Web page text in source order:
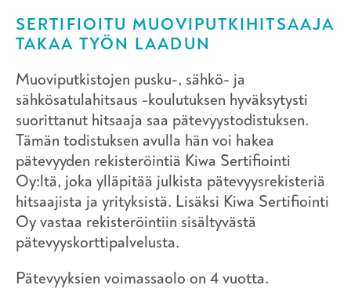
SERTIFIOITU MUOVIPUTKIHITSAAJA
TAKAA TYÖN LAADUN
Muoviputkistojen pusku-, sähkö- ja
sähkösatulahitsaus -koulutuksen hyväksytysti
suorittanut hitsaaja saa pätevyystodistuksen.
Tämän todistuksen avulla hän voi hakea
pätevyyden rekisteröintiä Kiwa Sertifiointi
Oy:ltä, joka ylläpitää julkista pätevyysrekisteriä
hitsaajista ja yrityksistä. Lisäksi Kiwa Sertifiointi
Oy vastaa rekisteröintiin sisältyvästä
pätevyyskorttipalvelusta.
Pätevyyksien voimassaolo on 4 vuotta.